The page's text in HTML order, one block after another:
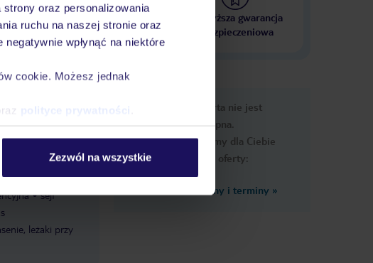
oraz personalizowania
ruchu na naszej stronie oraz
wpłynąć na niektóre
cookie. Możesz jednak
polityce prywatności
Zezwól na wszystkie
10 000 hoteli w ponad 50
krajach
Najwyższa gwarancja
ubezpieczeniowa
informacje
sejf
leżaki przy
Ups, ta oferta nie jest
dostępna.
Przygotowaliśmy dla Ciebie
podobne oferty:
Zobacz inne ceny i terminy »